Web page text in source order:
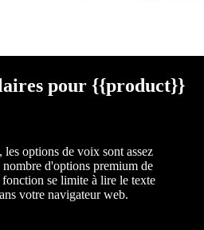
pour {{product}}
options de voix sont assez
d'options premium de
se limite à lire le texte
votre navigateur web.